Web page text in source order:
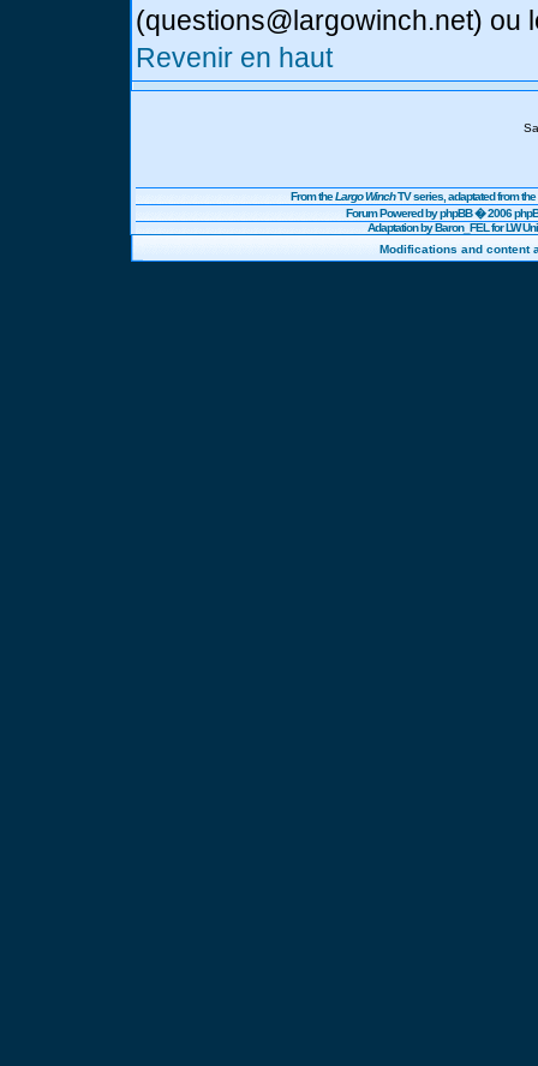
(questions@largowinch.net) ou
Revenir en haut
From theLargo WinchTV series, adaptated from
Forum Powered byphpBB� 2006
Adaptation by Baron_FEL for LW
Modifications and content